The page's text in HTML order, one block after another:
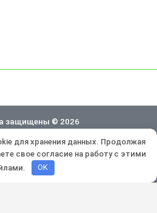
защищены © 2026
продвижение:
для хранения данных. Продолжая
свое согласие на работу с этими
OK